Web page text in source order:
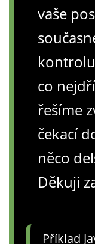
vaše
co
řešíme
čekací
něco
Děkuji
Příklad